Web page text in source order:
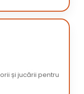
și jucării pentru